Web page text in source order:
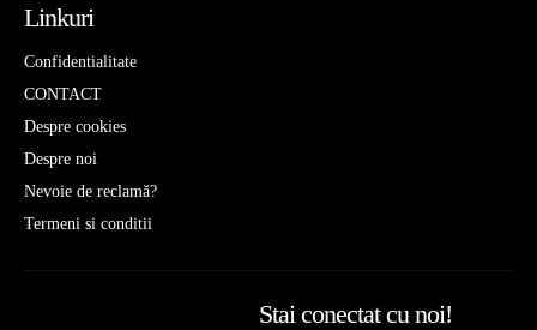
Linkuri
Confidentialitate
CONTACT
Despre cookies
Despre noi
Nevoie de reclamă?
Termeni si conditii
Stai conectat cu noi!